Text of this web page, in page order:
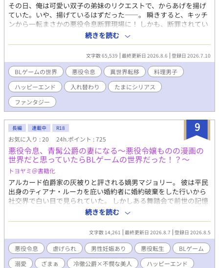
その日、俺は可愛い双子の弟妹のリクエストで、からあげを揚げ
ていた。いや、揚げているはずだった――。 瞬きすると、キッチ
ンから一転まさかの悪役令息断罪現場に！ しかも、断罪されてい
るのは俺自身。どうやら俺は、18禁BLゲームの悪役令息ジュリア
スと入れ替わってしまったらしい。ゲームはもう終盤。悪役令息
の役目を終えたのなら、フェードアウトしたっていいよな？ だけ
ど、公爵邸に行ってみたら、本当のジュリアスについて知ること
になったんだ。 誰だよ、こんな世界をつくった奴は！ 怒りで爆誕
してしまった魔王……じゃなくて、美丈夫の公爵（ジュリアス
兄）と一緒に真相を探ることに。 異世界の距離感に戸惑いつつ
も、その生活に慣れていく。ジュリアスを守るために、新たな婚
約まで――。 【毎日20時更新。本編31話＋番外編で完結】 ※R18
す） ※ムーンライトノベルズでも掲載中
続きを読む
文字数 65,539 最終更新日 2026.8.6 登録日 2026.7.10
BLゲームの世界 悪役令息 異世界転移
料理男子
ハッピーエンド
入れ替わり
たまにシリアス
ファンタジー
9
長編 連載中 R18
お気に入り : 20 24h.ポイント : 725
悪役令息、青髯公爵の妻になる～悪役令嬢ものの漫画の
世界だと思っていたらBLゲームの世界だった！？～
トヨヤミ＠書籍化
アルカード伯爵家の灰被りと評される嫡男マジョリー。 彼は平民
出身のティアナ・ルーカを庇い婚約者に婚約破棄をした行いから
社交界で白い目で見られていた。 しかしある舞踏会で前世の記憶
を思い出す。 そのストーリー、前世で読んだ悪役令嬢もののスト
ーリーだ！ だがなぜかそのあと、青髯公爵と呼ばれる美貌の公爵
に嫁がされることに。 あれ？悪役令嬢ものの漫画の世界のはず
が、BLゲームの世界になってる？ 十人の妻を殺して来た青髯公爵
に嫁ぐことになったマジョリーだが、出会った公爵は不器用な優
しさを持つ人で……。※最終話まで毎日更新予定です。
続きを読む
文字数 14,261 最終更新日 2026.8.7 登録日 2026.8.5
悪役令息 虐げられ 男性妊娠あり 悪役転生
BLゲーム
溺愛
ざまぁ 冷徹公爵×不憫な美人
ハッピーエンド